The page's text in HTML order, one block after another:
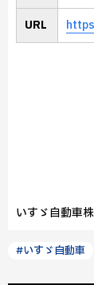
URL
いすゞ自動車
#いすゞ自動車